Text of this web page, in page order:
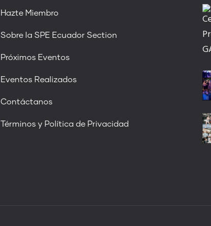
Hazte Miembro
Sobre la SPE Ecuador Section
Próximos Eventos
Eventos Realizados
Contáctanos
Términos y Política de Privacidad